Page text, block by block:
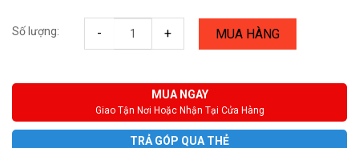
Số lượng: - + MUA HÀNG
MUA NGAY
Giao Tận Nơi Hoặc Nhận Tại Cửa Hàng
TRẢ GÓP QUA THẺ